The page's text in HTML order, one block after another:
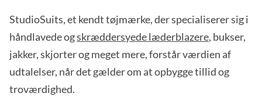
StudioSuits, et kendt tøjmærke, der specialiserer sig i
håndlavede ogskræddersyede læderblazere, bukser,
jakker, skjorter og meget mere, forstår værdien af
udtalelser, når det gælder om at opbygge tillid og
troværdighed.